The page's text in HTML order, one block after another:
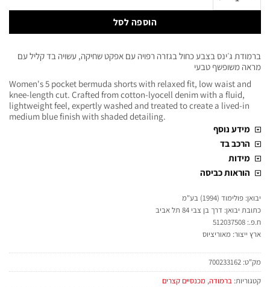
הוספה לסל
ברמודת ג׳ינס בצבע כחול בגזרה רפויה עם אפקט שחיקה, עשויה בד קליל עם
מראה משופשף טבעי
Women's 5 pocket bermuda shorts with relaxed fit, low waist and
knee-length cut. Crafted from cotton-lyocell denim with a fluid,
lightweight feel, expertly washed and treated to create a lived-in
medium blue finish with shaded detailing.
מידע נוסף
הרכב בד
מידות
הוראות כביסה
יבואן: פולימוד (1994) בע"מ
כתובת יבואן: דרך בן צבי 84 תל אביב
ח.פ.: 512037508
ארץ ייצור: מאוריציוס
מק"ט: 700233162
קטגוריות: ברמודה, מכנסיים קצרים